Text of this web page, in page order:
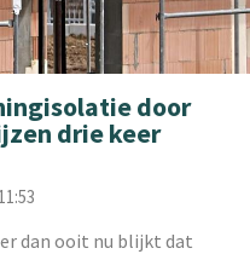
door
drie keer
dan ooit nu blijkt dat